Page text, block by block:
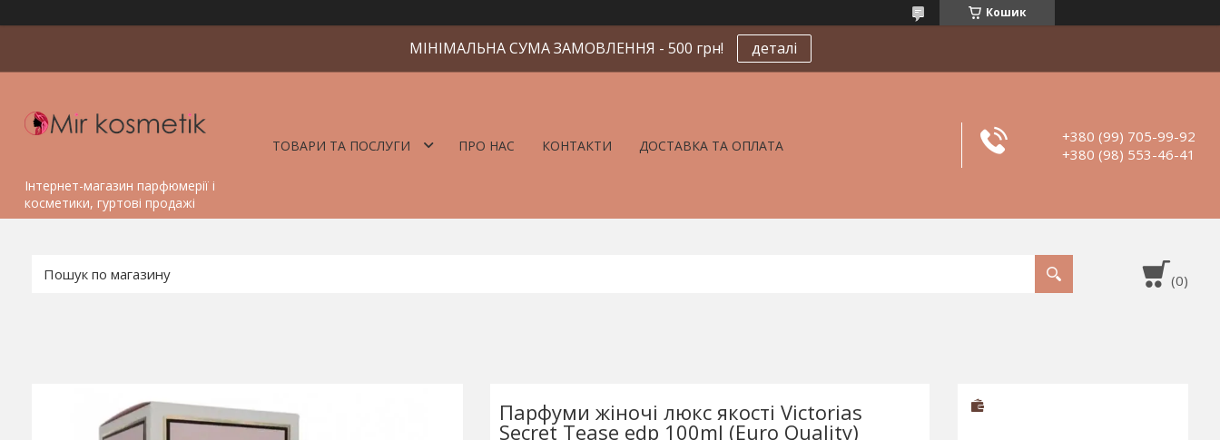
Кошик
МІНІМАЛЬНА СУМА ЗАМОВЛЕННЯ - 500 грн! деталі
Інтернет-магазин парфюмерії і
косметики, гуртові продажі
ТОВАРИ ТА ПОСЛУГИ ПРО НАС КОНТАКТИ ДОСТАВКА ТА ОПЛАТА
+380 (99) 705-99-92
+380 (98) 553-46-41
Парфуми жіночі люкс якості Victorias
Secret Tease edp 100ml (Euro Quality)